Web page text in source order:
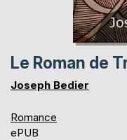
Le Roman de
Joseph Bedier
Romance
ePUB